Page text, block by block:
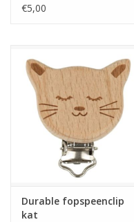
€5,00
Durable fopspeenclip
kat